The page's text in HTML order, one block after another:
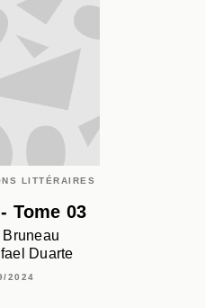
LITTÉRAIRES
Tome 03
Duarte
2024